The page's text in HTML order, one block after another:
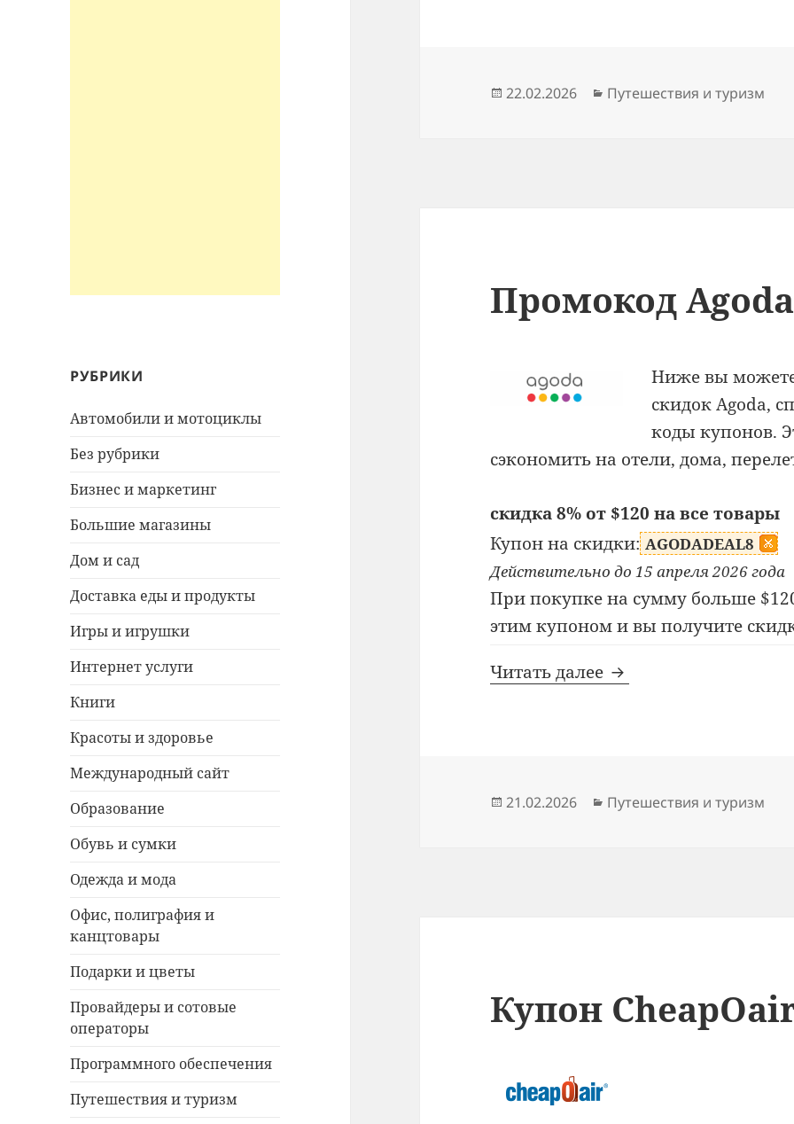
РУБРИКИ
Автомобили и мотоциклы
Без рубрики
Бизнес и маркетинг
Большие магазины
Дом и сад
Доставка еды и продукты
Игры и игрушки
Интернет услуги
Книги
Красоты и здоровье
Международный сайт
Образование
Обувь и сумки
Одежда и мода
Офис, полиграфия и
канцтовары
Подарки и цветы
Провайдеры и сотовые
операторы
Программного обеспечения
Путешествия и туризм
Опубликовано
22.02.2026 Рубрики
Путешествия и туризм
Промокод Agoda
Ниже вы
скидок Agoda,
коды купонов.
сэкономить на отели, дома,
скидка 8% от $120 на все товары
Купон на скидки: AGODADEAL8
Действительно до 15 апреля 2026 года
При покупке на сумму больше
этим купоном и вы получите
Читать далее Промокод Agoda
Опубликовано
21.02.2026 Рубрики
Путешествия и туризм
Купон